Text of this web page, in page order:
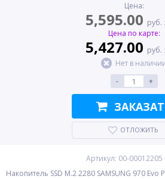
Цена:
5,595.00 руб.
Цена по карте:
5,427.00 руб.
Нет в
-
+
ОТЛОЖИТЬ
Артикул: 00-00012205
Накопитель SSD M.2 2280 SAMSUNG 970 Evo